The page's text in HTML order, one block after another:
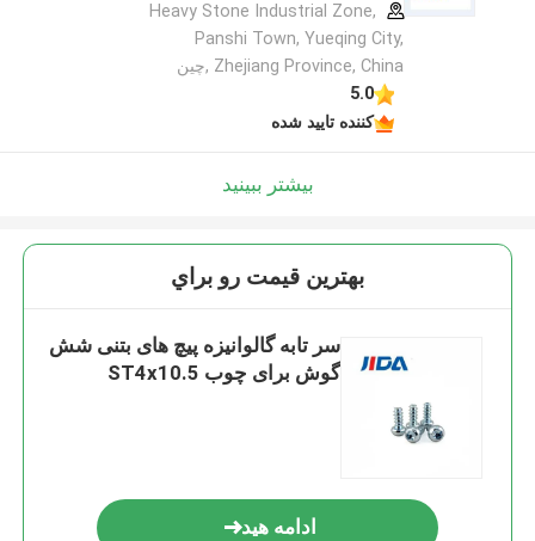
Heavy Stone Industrial Zone,
Panshi Town, Yueqing City,
Zhejiang Province, China ,چین
5.0
کننده تایید شده
بیشتر ببینید
بهترين قيمت رو براي
سر تابه گالوانیزه پیچ های بتنی شش
گوش برای چوب ST4x10.5
ادامه هید